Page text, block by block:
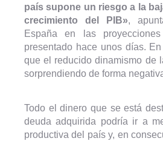
país supone un riesgo a la
crecimiento del PIB»,
España en las proyecciones
presentado hace unos días.
que el reducido dinamismo de
sorprendiendo de forma
Todo el dinero que se está
deuda adquirida podría ir a
productiva del país y, en